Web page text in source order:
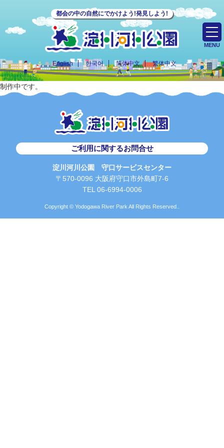
都会の中の自然にでかけよう!発見しよう!
English 한국어 简体中文 繁体中文
MENU
制作中です。
ご利用に関するお問合せ
淀川河川公園 守口サービスセンター
〒570-0096 大阪府守口市外島町7-6
TEL 06-6994-0006
Copyright © Yodogawa River Park All Rights Reserved..